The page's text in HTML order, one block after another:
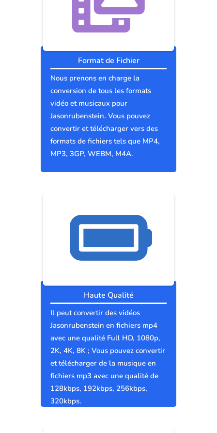
Format de Fichier
Nous prenons en charge la
conversion de tous les formats
vidéo et musicaux pour
Jasonrubenstein. Vous pouvez
convertir et télécharger vers des
formats de fichiers tels que MP4,
MP3, 3GP, WEBM, M4A.
Haute Qualité
Il peut convertir des vidéos
Jasonrubenstein en fichiers mp4
avec une qualité Full HD, 1080p,
2K, 4K, 8K ; Vous pouvez convertir
et télécharger de la musique en
fichiers mp3 avec une qualité de
128kbps, 192kbps, 256kbps,
320kbps.